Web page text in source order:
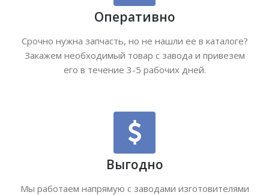
Оперативно
Срочно нужна запчасть, но не нашли ее в каталоге?
Закажем необходимый товар с завода и привезем
его в течение 3-5 рабочих дней.
Выгодно
Мы работаем напрямую с заводами изготовителями